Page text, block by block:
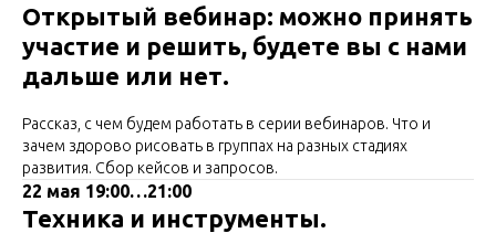
Открытый вебинар: можно принять
участие и решить, будете вы с нами
дальше или нет.
Рассказ, с чем будем работать в серии вебинаров. Что и
зачем здорово рисовать в группах на разных стадиях
развития. Сбор кейсов и запросов.
22 мая 19:00…21:00
Техника и инструменты.